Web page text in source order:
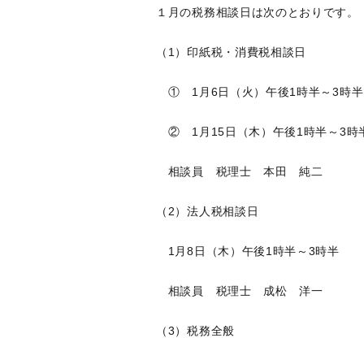
１月の税務相談日は次のとおりです。
（1）印紙税・消費税相談日
① 1月6日（火）午後1時半～3時半
② 1月15日（木）午後1時半～3時
相談員 税理士 本田 純二
（2）法人税相談日
1月8日（木）午後1時半～3時半
相談員 税理士 成松 洋一
（3）税務全般